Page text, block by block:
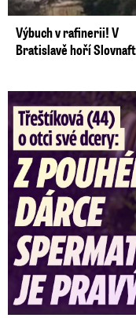
Výbuch v rafinerii! V
Bratislavě hoří Slovnaft
Třeštíková (44) o otci